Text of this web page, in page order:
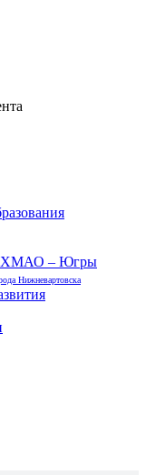
ХМАО – Югры
Нижневартовска